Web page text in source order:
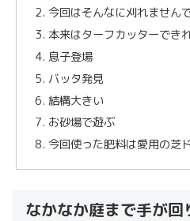
今回はそんなに刈れません
本来はターフカッターでき
息子登場
バッタ発見
結構大きい
お砂場で遊ぶ
今回使った肥料は愛用の芝
なかなか庭まで手が回